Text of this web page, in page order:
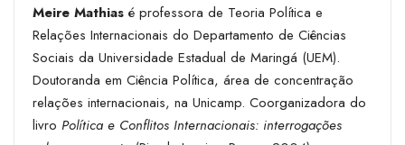
Meire Mathias é professora de Teoria Política e
Relações Internacionais do Departamento de Ciências
Sociais da Universidade Estadual de Maringá (UEM).
Doutoranda em Ciência Política, área de concentração
relações internacionais, na Unicamp. Coorganizadora do
livro Política e Conflitos Internacionais: interrogações